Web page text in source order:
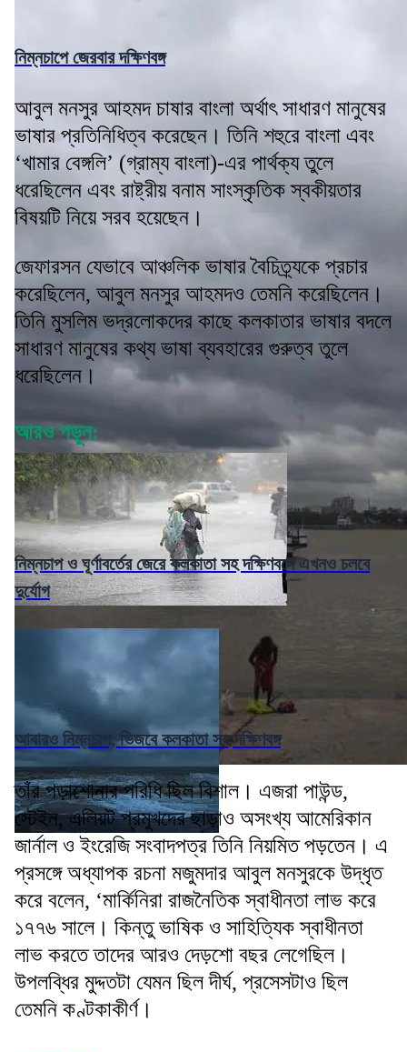
নিম্নচাপে জেরবার দক্ষিণবঙ্গ
আবুল মনসুর আহমদ চাষার বাংলা অর্থাৎ সাধারণ মানুষের
ভাষার প্রতিনিধিত্ব করেছেন। তিনি শহুরে বাংলা এবং
‘খামার বেঙ্গলি’ (গ্রাম্য বাংলা)-এর পার্থক্য তুলে
ধরেছিলেন এবং রাষ্ট্রীয় বনাম সাংস্কৃতিক স্বকীয়তার
বিষয়টি নিয়ে সরব হয়েছেন।
জেফারসন যেভাবে আঞ্চলিক ভাষার বৈচিত্র্যকে প্রচার
করেছিলেন, আবুল মনসুর আহমদও তেমনি করেছিলেন।
তিনি মুসলিম ভদ্রলোকদের কাছে কলকাতার ভাষার বদলে
সাধারণ মানুষের কথ্য ভাষা ব্যবহারের গুরুত্ব তুলে
ধরেছিলেন।
আরও পড়ুন:
নিম্নচাপ ও ঘূর্ণাবর্তের জেরে কলকাতা সহ দক্ষিণবঙ্গে এখনও চলবে
দুর্যোগ
আবারও নিম্নচাপ, ভিজবে কলকাতা সহ দক্ষিণবঙ্গ
তাঁর পড়াশোনার পরিধি ছিল বিশাল। এজরা পাউন্ড,
স্টেইন, এলিয়ট প্রমুখদের ছাড়াও অসংখ্য আমেরিকান
জার্নাল ও ইংরেজি সংবাদপত্র তিনি নিয়মিত পড়তেন। এ
প্রসঙ্গে অধ্যাপক রচনা মজুমদার আবুল মনসুরকে উদ্ধৃত
করে বলেন, ‘মার্কিনিরা রাজনৈতিক স্বাধীনতা লাভ করে
১৭৭৬ সালে। কিন্তু ভাষিক ও সাহিত্যিক স্বাধীনতা
লাভ করতে তাদের আরও দেড়শো বছর লেগেছিল।
উপলব্ধির মুদ্দতটা যেমন ছিল দীর্ঘ, প্রসেসটাও ছিল
তেমনি কণ্টকাকীর্ণ।